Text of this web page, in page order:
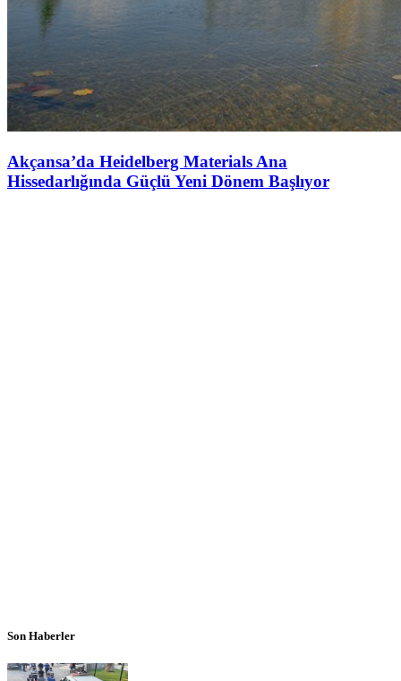
Akçansa’da Heidelberg Materials Ana
Hissedarlığında Güçlü Yeni Dönem Başlıyor
Son Haberler